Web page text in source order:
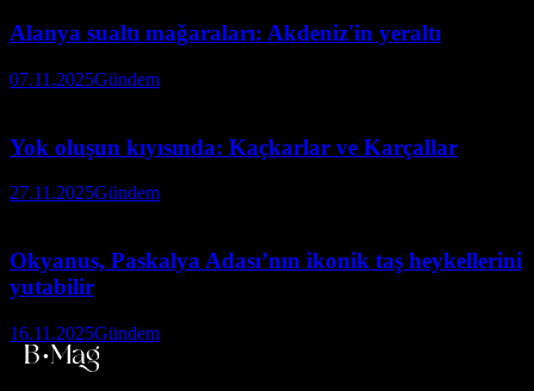
Alanya sualtı mağaraları: Akdeniz'in yeraltı
07.11.2025Gündem
Yok oluşun kıyısında: Kaçkarlar ve Karçallar
27.11.2025Gündem
Okyanus, Paskalya Adası’nın ikonik taş heykellerini
yutabilir
16.11.2025Gündem